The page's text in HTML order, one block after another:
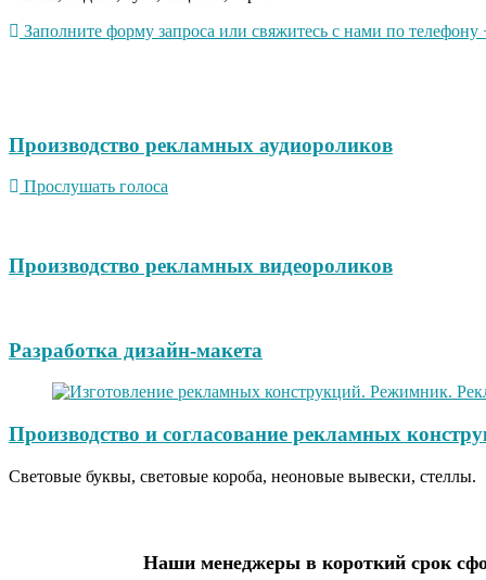
Заполните форму запроса или свяжитесь с нами по
Производство рекламных аудиороликов
Прослушать голоса
Производство рекламных видеороликов
Разработка дизайн-макета
Производство и согласование рекламных
Световые буквы, световые короба, неоновые вывески, стеллы.
Наши менеджеры в короткий срок